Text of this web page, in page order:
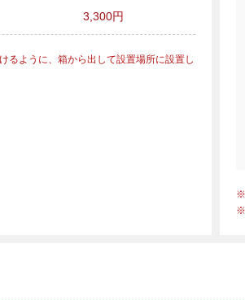
3,300円
るように、箱から出して設置場所に設置し